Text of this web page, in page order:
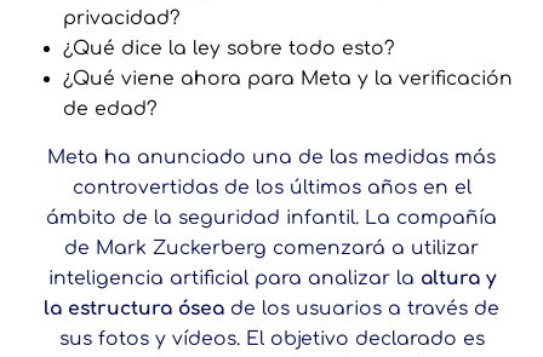
privacidad?
¿Qué dice la ley sobre todo esto?
¿Qué viene ahora para Meta y la verificación
de edad?
Meta ha anunciado una de las medidas más
controvertidas de los últimos años en el
ámbito de la seguridad infantil. La compañía
de Mark Zuckerberg comenzará a utilizar
inteligencia artificial para analizar la altura y
la estructura ósea de los usuarios a través de
sus fotos y vídeos. El objetivo declarado es